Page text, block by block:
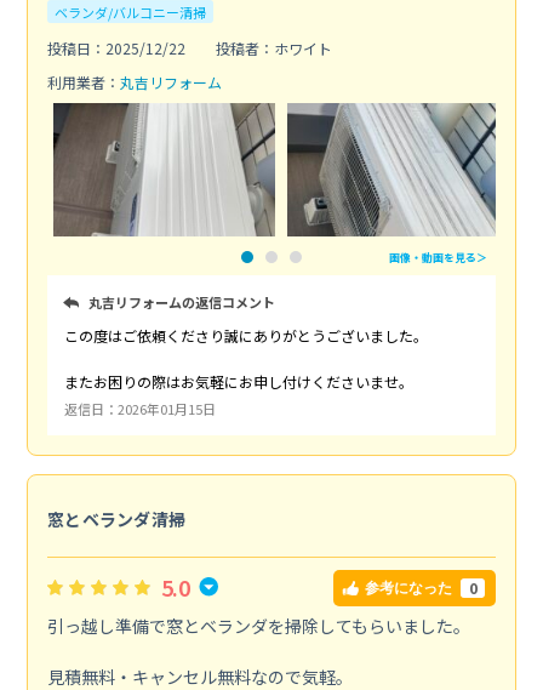
ベランダ/バルコニー清掃
投稿日：2025/12/22
投稿者：ホワイト
利用業者： 丸吉リフォーム
画像・動画を見る＞
丸吉リフォームの返信コメント
この度はご依頼くださり誠にありがとうございました。
またお困りの際はお気軽にお申し付けくださいませ。
返信日：2026年01月15日
窓とベランダ清掃
5.0 参考になった 0
引っ越し準備で窓とベランダを掃除してもらいました。
見積無料・キャンセル無料なので気軽。